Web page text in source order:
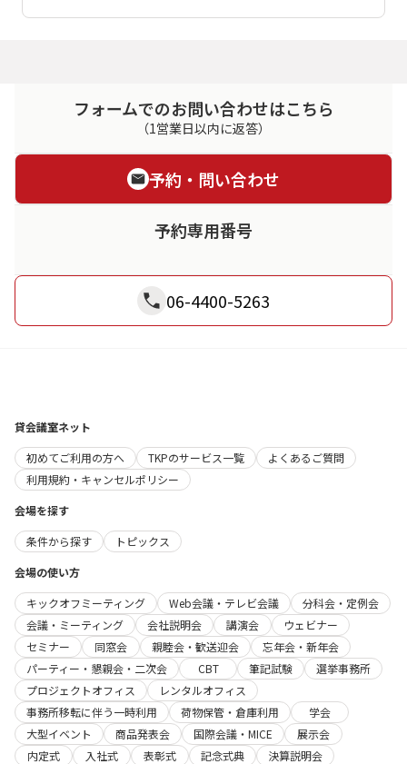
フォームでのお問い合わせはこちら
（1営業日以内に返答）
予約・問い合わせ
予約専用番号
06-4400-5263
貸会議室ネット
初めてご利用の方へ
TKPのサービス一覧
よくあるご質問
利用規約・キャンセルポリシー
会場を探す
条件から探す
トピックス
会場の使い方
キックオフミーティング
Web会議・テレビ会議
分科会・定例会
会議・ミーティング
会社説明会 講演会
ウェビナー
セミナー
同窓会 親睦会・歓送迎会
忘年会・新年会
パーティー・懇親会・二次会
CBT 筆記試験
選挙事務所
プロジェクトオフィス
レンタルオフィス
事務所移転に伴う一時利用
荷物保管・倉庫利用
学会
大型イベント
商品発表会 国際会議・MICE
展示会
内定式
入社式 表彰式 記念式典
決算説明会